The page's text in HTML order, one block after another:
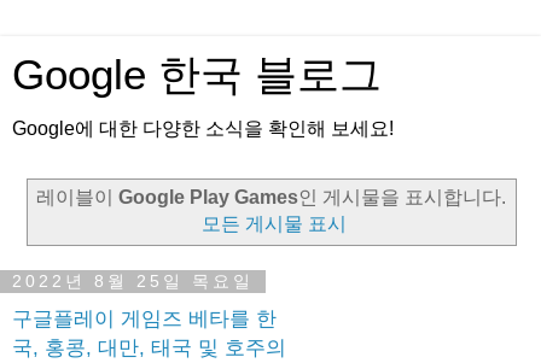
Google 한국 블로그
Google에 대한 다양한 소식을 확인해 보세요!
레이블이 Google Play Games인 게시물을 표시합니다.
모든 게시물 표시
2022년 8월 25일 목요일
구글플레이 게임즈 베타를 한
국, 홍콩, 대만, 태국 및 호주의